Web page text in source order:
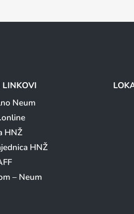
LINKOVI
Neum
HNŽ
HNŽ
– Neum